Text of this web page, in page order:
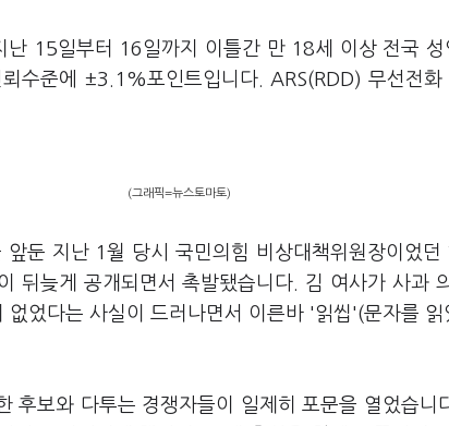
난 15일부터 16일까지 이틀간 만 18세 이상 전국
수준에 ±3.1%포인트입니다. ARS(RDD) 무선전화
(그래픽=뉴스토마토)
둔 지난 1월 당시 국민의힘 비상대책위원장이었
뒤늦게 공개되면서 촉발됐습니다. 김 여사가 사과
없었다는 사실이 드러나면서 이른바 '읽씹'(문자를
후보와 다투는 경쟁자들이 일제히 포문을 열었습니